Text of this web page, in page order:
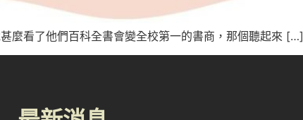
麼看了他們百科全書會變全校第一的書商，那個聽起來 […]